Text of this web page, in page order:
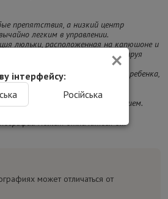
препятствия, а низкий центр
легким в управлении.
люльки, расположенная на капюшоне и
поток воздуха, гарантируя
прогулки.
и обеспечить комфорт ребенка,
имеют капюшон с UPF50+
и водонепроницаемым покрытием.
может отличаться от
может отличаться от
×
інтерфейсу:
Російська